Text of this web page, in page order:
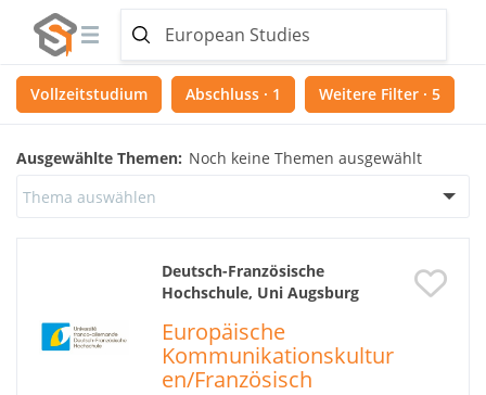
Vollzeitstudium Abschluss · 1 Weitere Filter · 5
Ausgewählte Themen: Noch keine Themen ausgewählt
Thema auswählen
Deutsch-Französische
Hochschule, Uni Augsburg
Europäische
Kommunikationskultur
en/Französisch